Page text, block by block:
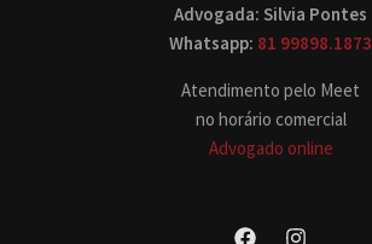
Advogada: Silvia Pontes
Whatsapp: 81 99898.1873
Atendimento pelo Meet
no horário comercial
Advogado online